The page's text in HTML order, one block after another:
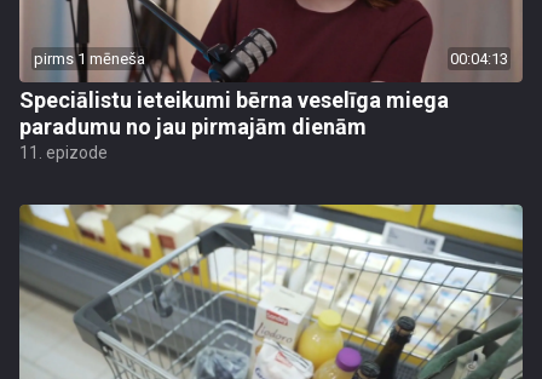
pirms 1 mēneša 00:04:13
Speciālistu ieteikumi bērna veselīga miega
paradumu no jau pirmajām dienām
11. epizode